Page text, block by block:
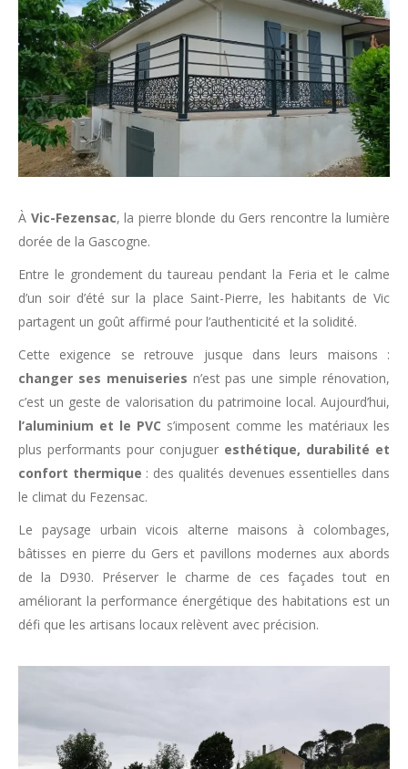
À Vic-Fezensac, la pierre blonde du Gers rencontre la lumière
dorée de la Gascogne.
Entre le grondement du taureau pendant la Feria et le calme
d’un soir d’été sur la place Saint-Pierre, les habitants de Vic
partagent un goût affirmé pour l’authenticité et la solidité.
Cette exigence se retrouve jusque dans leurs maisons :
changer ses menuiseries n’est pas une simple rénovation,
c’est un geste de valorisation du patrimoine local. Aujourd’hui,
l’aluminium et le PVC s’imposent comme les matériaux les
plus performants pour conjuguer esthétique, durabilité et
confort thermique : des qualités devenues essentielles dans
le climat du Fezensac.
Le paysage urbain vicois alterne maisons à colombages,
bâtisses en pierre du Gers et pavillons modernes aux abords
de la D930. Préserver le charme de ces façades tout en
améliorant la performance énergétique des habitations est un
défi que les artisans locaux relèvent avec précision.